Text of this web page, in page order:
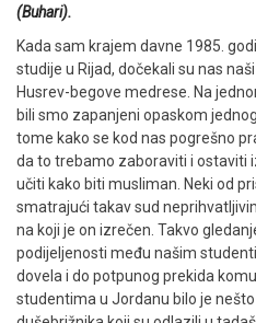
(Buhari).
Kada sam krajem davne 1985.
studije u Rijad, dočekali su nas
Husrev-begove medrese. Na
bili smo zapanjeni opaskom
tome kako se kod nas pogrešno
da to trebamo zaboraviti i ostaviti
učiti kako biti musliman. Neki od
smatrajući takav sud
na koji je on izrečen. Takvo
podijeljenosti među našim
dovela i do potpunog prekida
studentima u Jordanu bilo je nešto